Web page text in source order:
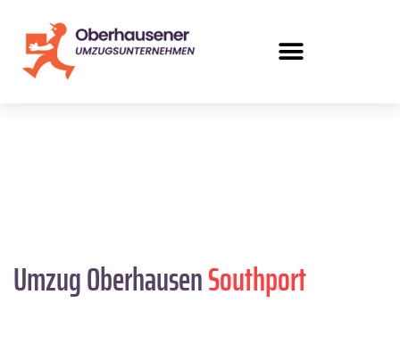
Umzug OberhausenSouthport